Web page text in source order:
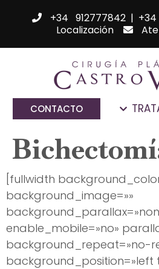
+34 912777842|
Localización
CONTACTO
[fullwidth
background_image=»»
enable_mobile=»no»
background_repeat=»no-
background_position=»left